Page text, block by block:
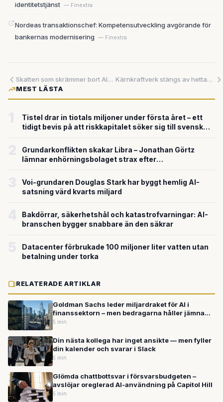
identitetstjänst — Finextra
Nordeas transaktionschef: Kompetensutveckling avgörande för
bankernas modernisering — Finextra
Skatten som skrämmer bort AI-talangerna: Sverige förlorar kampen innan den ens börjat
Kärnkraftverk stängs av hettan – ett tecken på att Europa saknar svar på klimatets krav på elnätet
MEST LÄSTA
Tistel drar in tiotals miljoner under första året – ett
tidigt bevis på att riskkapitalet söker sig till svensk
Grundarkonflikten skakar Libra – Jonathan Görtz
lämnar enhörningsbolaget strax efter
Voi-grundaren Douglas Stark har byggt hemlig AI-
satsning värd kvarts miljard
Bakdörrar, säkerhetshål och katastrofvarningar: AI-
branschen bygger snabbare än den säkrar
Datacenter förbrukade 100 miljoner liter vatten utan
betalning under torka
RELATERADE ARTIKLAR
Goldman Sachs leder miljardraket för AI i
finanssektorn – men bedragarna håller jämna
steg
5 min
Din nästa kollega har inget ansikte — men fyller
din kalender och svarar i Slack
5 min
Glömda chattbottsvar i försvarsbudgeten –
avslöjar oreglerad AI-användning på Capitol Hill
5 min